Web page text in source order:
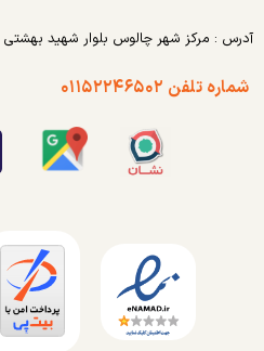
آدرس : مرکز شهر چالوس بلوار شهید بهشتی
شماره تلفن ۰۱۱۵۲۲۴۶۵۰۲